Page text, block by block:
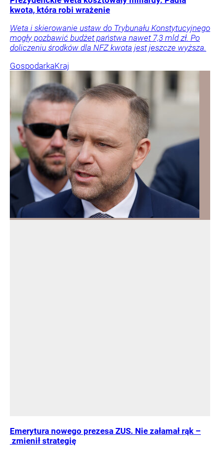
kwota, która robi wrażenie
Weta i skierowanie ustaw do Trybunału Konstytucyjnego
mogły pozbawić budżet państwa nawet 7,3 mld zł. Po
doliczeniu środków dla NFZ kwota jest jeszcze wyższa.
GospodarkaKraj
Emerytura nowego prezesa ZUS. Nie załamał rąk –
zmienił strategię